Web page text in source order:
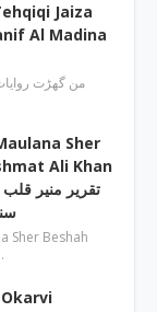
Jaiza
Al Madina
من گھڑت
Sher
Ali Khan
Sher Beshah